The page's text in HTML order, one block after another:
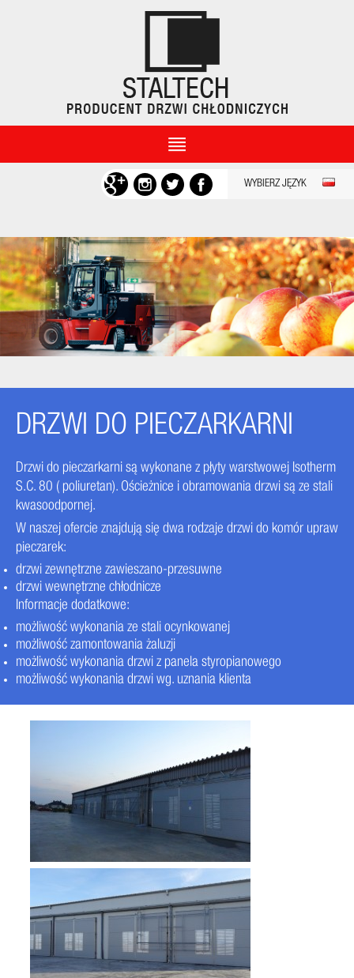
WYBIERZ JĘZYK
DRZWI DO PIECZARKARNI
Drzwi do pieczarkarni są wykonane z płyty warstwowej Isotherm
S.C. 80 ( poliuretan). Ościeżnice i obramowania drzwi są ze stali
kwasoodpornej.
W naszej ofercie znajdują się dwa rodzaje drzwi do komór upraw
pieczarek:
drzwi zewnętrzne zawieszano-przesuwne
drzwi wewnętrzne chłodnicze
Informacje dodatkowe:
możliwość wykonania ze stali ocynkowanej
możliwość zamontowania żaluzji
możliwość wykonania drzwi z panela styropianowego
możliwość wykonania drzwi wg. uznania klienta